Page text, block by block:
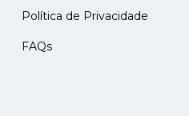
Política de Privacidade
FAQs